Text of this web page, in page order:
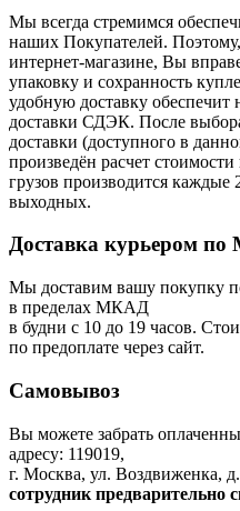
Мы всегда стремимся
наших Покупателей.
интернет-магазине, Вы
упаковку и сохранность
удобную доставку
доставки СДЭК. После
доставки (доступного в
произведён расчет
грузов производится каждые
выходных.
Доставка курьером по
Мы доставим вашу покупку
в пределах МКАД
в будни с 10 до 19 часов.
по предоплате через сайт.
Самовывоз
Вы можете забрать
адресу: 119019,
г. Москва, ул. Воздвиженка,
сотрудник предварительно